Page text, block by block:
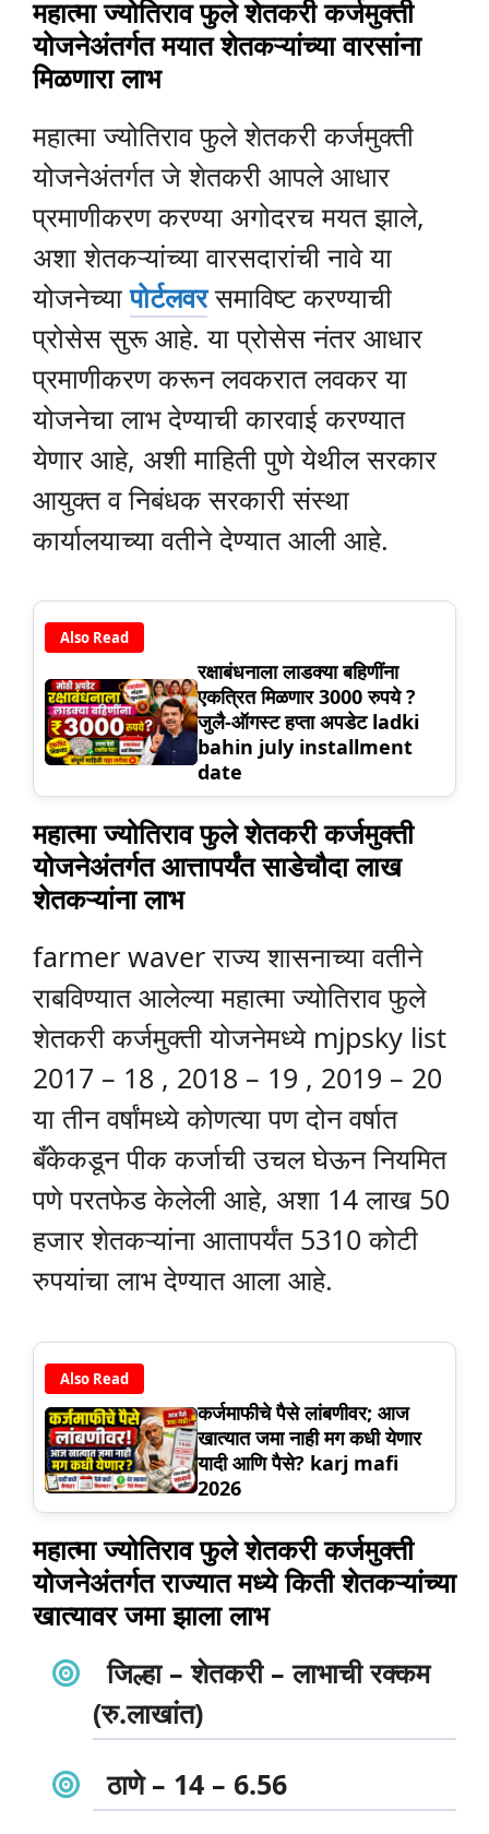
महात्मा ज्योतिराव फुले शेतकरी कर्जमुक्ती
योजनेअंतर्गत मयात शेतकऱ्यांच्या वारसांना
मिळणारा लाभ
महात्मा ज्योतिराव फुले शेतकरी कर्जमुक्ती
योजनेअंतर्गत जे शेतकरी आपले आधार
प्रमाणीकरण करण्या अगोदरच मयत झाले,
अशा शेतकऱ्यांच्या वारसदारांची नावे या
योजनेच्यापोर्टलवरसमाविष्ट करण्याची
प्रोसेस सुरू आहे. या प्रोसेस नंतर आधार
प्रमाणीकरण करून लवकरात लवकर या
योजनेचा लाभ देण्याची कारवाई करण्यात
येणार आहे, अशी माहिती पुणे येथील सरकार
आयुक्त व निबंधक सरकारी संस्था
कार्यालयाच्या वतीने देण्यात आली आहे.
Also Read
रक्षाबंधनाला लाडक्या बहिणींना
एकत्रित मिळणार 3000 रुपये ?
जुलै-ऑगस्ट हप्ता अपडेट ladki
bahin july installment
date
महात्मा ज्योतिराव फुले शेतकरी कर्जमुक्ती
योजनेअंतर्गत आत्तापर्यंत साडेचौदा लाख
शेतकऱ्यांना लाभ
farmer waver राज्य शासनाच्या वतीने
राबविण्यात आलेल्या महात्मा ज्योतिराव फुले
शेतकरी कर्जमुक्ती योजनेमध्ये mjpsky list
2017 – 18 , 2018 – 19 , 2019 – 20
या तीन वर्षांमध्ये कोणत्या पण दोन वर्षात
बँकेकडून पीक कर्जाची उचल घेऊन नियमित
पणे परतफेड केलेली आहे, अशा 14 लाख 50
हजार शेतकऱ्यांना आतापर्यंत 5310 कोटी
रुपयांचा लाभ देण्यात आला आहे.
Also Read
कर्जमाफीचे पैसे लांबणीवर; आज
खात्यात जमा नाही मग कधी येणार
यादी आणि पैसे? karj mafi
2026
महात्मा ज्योतिराव फुले शेतकरी कर्जमुक्ती
योजनेअंतर्गत राज्यात मध्ये किती शेतकऱ्यांच्या
खात्यावर जमा झाला लाभ
जिल्हा – शेतकरी – लाभाची रक्कम
(रु.लाखांत)
ठाणे – 14 – 6.56